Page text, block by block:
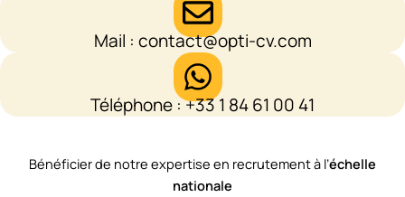
Mail : contact@opti-cv.com
Téléphone : +33 1 84 61 00 41
Bénéficier de notre expertise en ​recrutement à l’échelle
nationale